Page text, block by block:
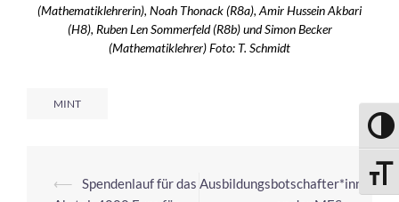
(Mathematiklehrerin), Noah Thonack (R8a), Amir Hussein Akbari
(H8), Ruben Len Sommerfeld (R8b) und Simon Becker
(Mathematiklehrer) Foto: T. Schmidt
MINT
⟵
Spendenlauf für das Ausbildungsbotschafter*innen